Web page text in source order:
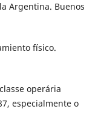
Argentina. Buenos
físico.
operária
especialmente o